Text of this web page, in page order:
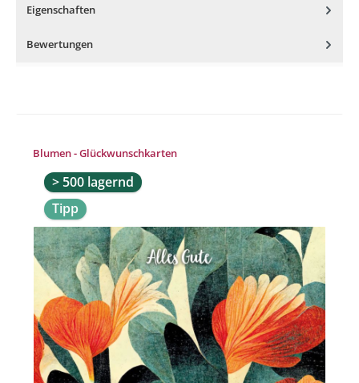
Eigenschaften
Bewertungen
Produktgalerie überspringen
Blumen - Glückwunschkarten
> 500 lagernd
Tipp